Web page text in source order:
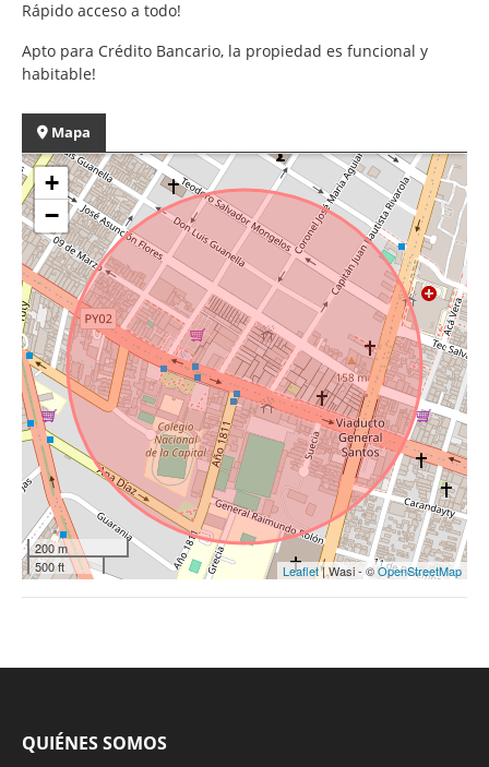
Rápido acceso a todo!
Apto para Crédito Bancario, la propiedad es funcional y
habitable!
Mapa
+
−
200 m
500 ft
Leaflet| Wasi - ©OpenStreetMap
QUIÉNES SOMOS